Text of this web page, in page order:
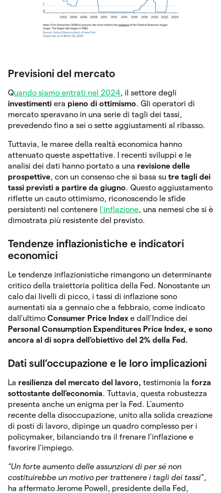
Previsioni del mercato
Quando siamo entrati nel 2024, il settore degli
investimenti era pieno di ottimismo. Gli operatori di
mercato speravano in una serie di tagli dei tassi,
prevedendo fino a sei o sette aggiustamenti al ribasso.
Tuttavia, le maree della realtà economica hanno
attenuato queste aspettative. I recenti sviluppi e le
analisi dei dati hanno portato a una revisione delle
prospettive, con un consenso che si basa su tre tagli dei
tassi previsti a partire da giugno. Questo aggiustamento
riflette un cauto ottimismo, riconoscendo le sfide
persistenti nel contenere l’inflazione, una nemesi che si è
dimostrata più resistente del previsto.
Tendenze inflazionistiche e indicatori
economici
Le tendenze inflazionistiche rimangono un determinante
critico della traiettoria politica della Fed. Nonostante un
calo dai livelli di picco, i tassi di inflazione sono
aumentati sia a gennaio che a febbraio, come indicato
dall’ultimo Consumer Price Index e dall’Indice dei
Personal Consumption Expenditures Price Index, e sono
ancora al di sopra dell’obiettivo del 2% della Fed.
Dati sull’occupazione e le loro implicazioni
La resilienza del mercato del lavoro, testimonia la forza
sottostante dell’economia. Tuttavia, questa robustezza
presenta anche un enigma per la Fed. L’aumento
recente della disoccupazione, unito alla solida creazione
di posti di lavoro, dipinge un quadro complesso per i
policymaker, bilanciando tra il frenare l’inflazione e
favorire l’impiego.
“Un forte aumento delle assunzioni di per sé non
costituirebbe un motivo per trattenere i tagli dei tassi”,
ha affermato Jerome Powell, presidente della Fed,